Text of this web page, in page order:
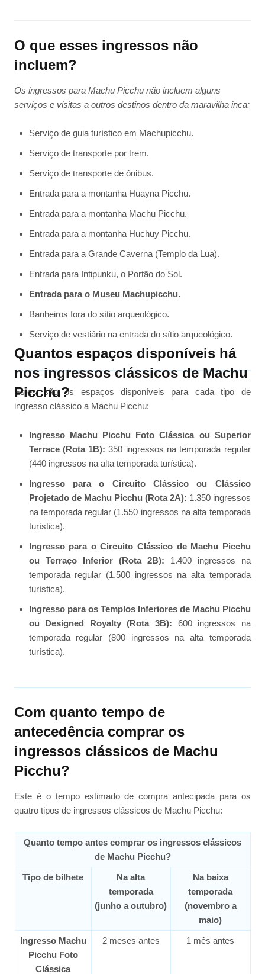
O que esses ingressos não
incluem?
Os ingressos para Machu Picchu não incluem alguns
serviços e visitas a outros destinos dentro da maravilha inca:
Serviço de guia turístico em Machupicchu.
Serviço de transporte por trem.
Serviço de transporte de ônibus.
Entrada para a montanha Huayna Picchu.
Entrada para a montanha Machu Picchu.
Entrada para a montanha Huchuy Picchu.
Entrada para a Grande Caverna (Templo da Lua).
Entrada para Intipunku, o Portão do Sol.
Entrada para o Museu Machupicchu.
Banheiros fora do sítio arqueológico.
Serviço de vestiário na entrada do sítio arqueológico.
Quantos espaços disponíveis há
nos ingressos clássicos de Machu
Picchu?
Estes são os espaços disponíveis para cada tipo de
ingresso clássico a Machu Picchu:
Ingresso Machu Picchu Foto Clássica ou Superior
Terrace (Rota 1B): 350 ingressos na temporada regular
(440 ingressos na alta temporada turística).
Ingresso para o Circuito Clássico ou Clássico
Projetado de Machu Picchu (Rota 2A): 1.350 ingressos
na temporada regular (1.550 ingressos na alta temporada
turística).
Ingresso para o Circuito Clássico de Machu Picchu
ou Terraço Inferior (Rota 2B): 1.400 ingressos na
temporada regular (1.500 ingressos na alta temporada
turística).
Ingresso para os Templos Inferiores de Machu Picchu
ou Designed Royalty (Rota 3B): 600 ingressos na
temporada regular (800 ingressos na alta temporada
turística).
Com quanto tempo de
antecedência comprar os
ingressos clássicos de Machu
Picchu?
Este é o tempo estimado de compra antecipada para os
quatro tipos de ingressos clássicos de Machu Picchu:
Quanto tempo antes comprar os ingressos clássicos
de Machu Picchu?
Tipo de bilhete
Na alta
temporada
(junho a outubro)
Na baixa
temporada
(novembro a
maio)
Ingresso Machu
Picchu Foto
Clássica
2 meses antes 1 mês antes